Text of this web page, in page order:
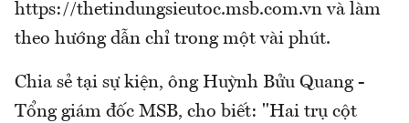
https://thetindungsieutoc.msb.com.vn và làm
theo hướng dẫn chỉ trong một vài phút.
Chia sẻ tại sự kiện, ông Huỳnh Bửu Quang -
Tổng giám đốc MSB, cho biết: "Hai trụ cột